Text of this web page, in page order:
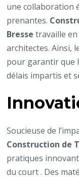
une collaboration
prenantes.
Bresse travaille
architectes. Ainsi,
pour garantir que
délais impartis et
Soucieuse de
Construction de
pratiques
du court . Des